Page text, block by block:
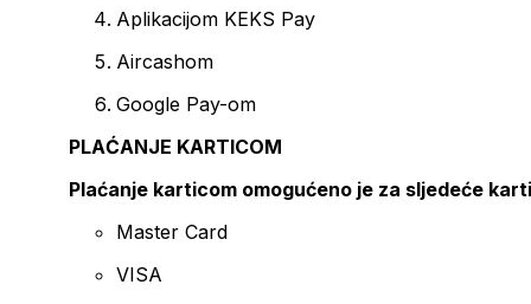
Aplikacijom KEKS Pay
Aircashom
Google Pay-om
PLAĆANJE KARTICOM
Plaćanje karticom omogućeno je za sljedeće
Master Card
VISA